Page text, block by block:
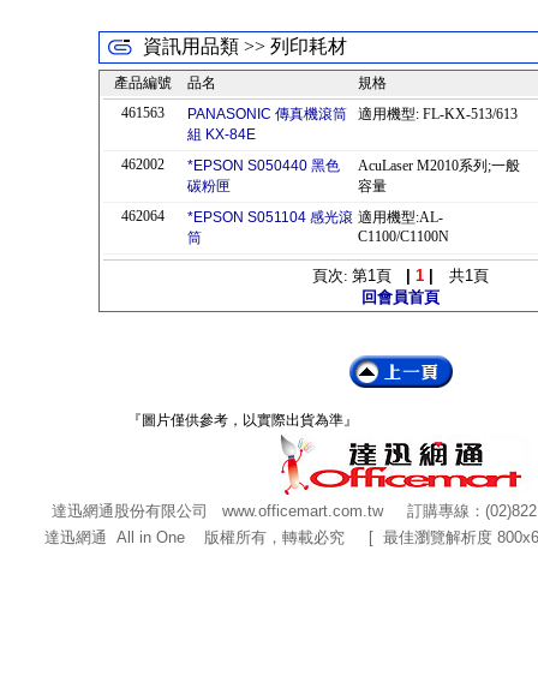
資訊用品類 >> 列印耗材
產品編號 品名
規格
461563
PANASONIC 傳真機滾筒
組 KX-84E
適用機型: FL-KX-513/613
462002
*EPSON S050440 黑色
碳粉匣
AcuLaser M2010系列;一般
容量
462064
*EPSON S051104 感光滾
筒
適用機型:AL-
C1100/C1100N
頁次: 第1頁 1| 共1頁
回會員首頁
『圖片僅供參考，以實際出貨為準』
達迅網通股份有限公司 www.officemart.com.tw訂購專線：
達迅網通 All in One 版權所有，轉載必究 [ 最佳瀏覽解析度